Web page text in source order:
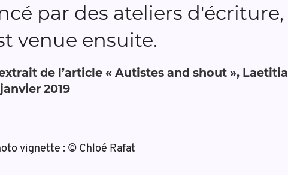
par des ateliers d'écriture,
venue ensuite.
de l’article « Autistes and shout », Laetitia
2019
vignette : © Chloé Rafat